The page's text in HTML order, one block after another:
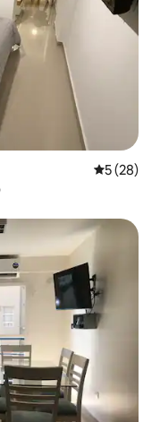
5 de uma
5 (28)